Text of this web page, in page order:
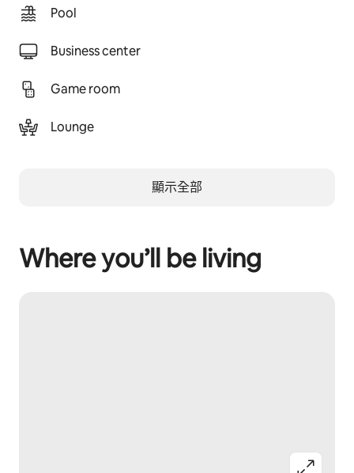
Pool
Business center
Game room
Lounge
顯示全部
Where you’ll be living